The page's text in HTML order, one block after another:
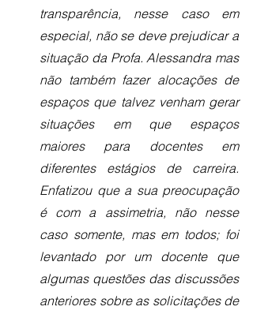
transparência, nesse caso em
especial, não se deve prejudicar a
situação da Profa. Alessandra mas
não também fazer alocações de
espaços que talvez venham gerar
situações em que espaços
maiores para docentes em
diferentes estágios de carreira.
Enfatizou que a sua preocupação
é com a assimetria, não nesse
caso somente, mas em todos; foi
levantado por um docente que
algumas questões das discussões
anteriores sobre as solicitações de